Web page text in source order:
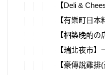
【Deli &
【有樂町日
【柶築晚酌
【瑞北夜市
【豪傳說雞